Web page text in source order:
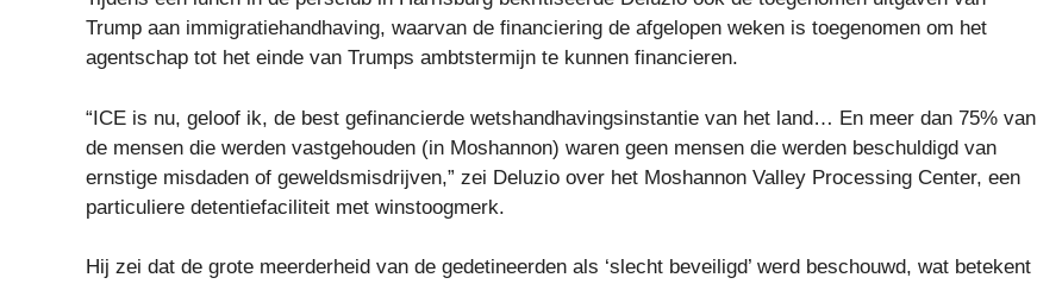
Trump aan immigratiehandhaving, waarvan de financiering de afgelopen weken is toegenomen om het
agentschap tot het einde van Trumps ambtstermijn te kunnen financieren.
“ICE is nu, geloof ik, de best gefinancierde wetshandhavingsinstantie van het land… En meer dan 75% van
de mensen die werden vastgehouden (in Moshannon) waren geen mensen die werden beschuldigd van
ernstige misdaden of geweldsmisdrijven,” zei Deluzio over het Moshannon Valley Processing Center, een
particuliere detentiefaciliteit met winstoogmerk.
Hij zei dat de grote meerderheid van de gedetineerden als ‘slecht beveiligd’ werd beschouwd, wat betekent